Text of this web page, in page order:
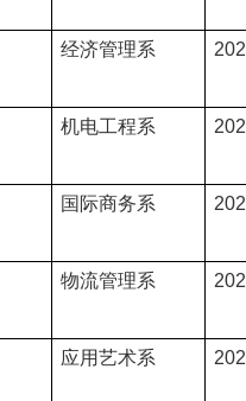
经济管理系
机电工程系
国际商务系
物流管理系
应用艺术系